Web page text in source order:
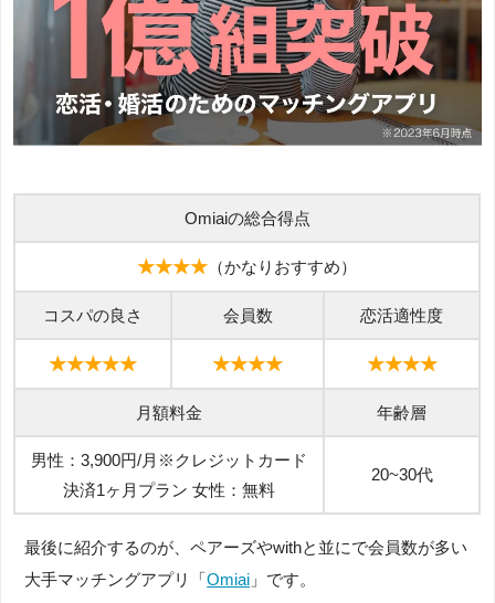
Omiaiの総合得点
★★★★ （かなりおすすめ）
コスパの良さ 会員数 恋活適性度
★★★★★ ★★★★ ★★★★
月額料金 年齢層
男性：3,900円/月※クレジットカード
決済1ヶ月プラン 女性：無料
20~30代
最後に紹介するのが、ペアーズやwithと並にで会員数が多い
大手マッチングアプリ「Omiai 」です。